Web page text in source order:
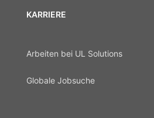
KARRIERE
Arbeiten bei UL Solutions
Globale Jobsuche